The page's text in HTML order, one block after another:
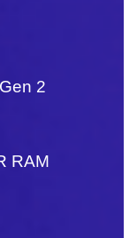
2
RAM